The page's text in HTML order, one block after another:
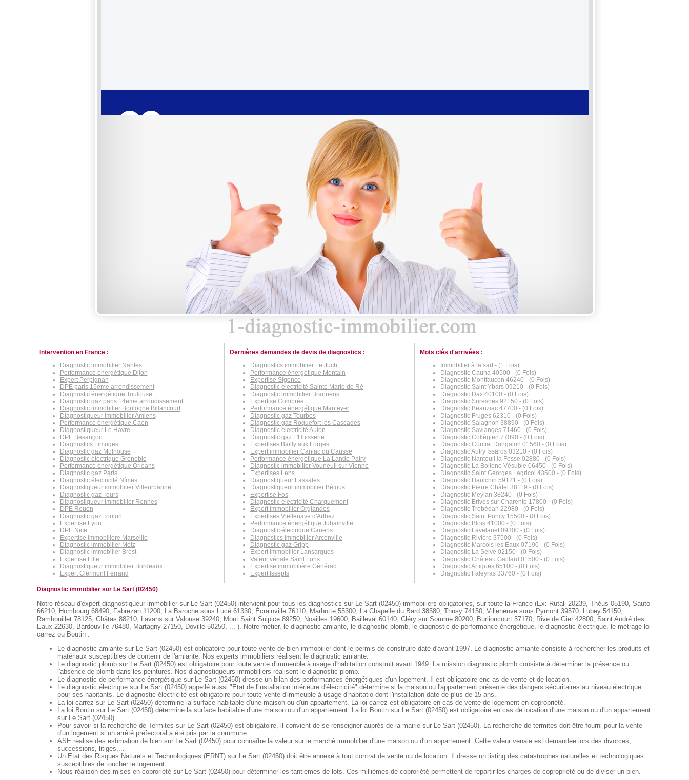
Intervention en France :
Diagnostic immobilier Nantes
Performance énergétique Dijon
Expert Perpignan
DPE paris 15eme arrondissement
Diagnostic énergétique Toulouse
Diagnostic gaz paris 14eme arrondissement
Diagnostic immobilier Boulogne Billancourt
Diagnostiqueur immobilier Amiens
Performance énergétique Caen
Diagnostiqueur Le Havre
DPE Besançon
Diagnostics Limoges
Diagnostic gaz Mulhouse
Diagnostic électrique Grenoble
Performance énergétique Orléans
Diagnostic gaz Paris
Diagnostic électricité Nîmes
Diagnostiqueur immobilier Villeurbanne
Diagnostic gaz Tours
Diagnostiqueur immobilier Rennes
DPE Rouen
Diagnostic gaz Toulon
Expertise Lyon
DPE Nice
Expertise immobilière Marseille
Diagnostic immobilier Metz
Diagnostic immobilier Brest
Expertise Lille
Diagnostiqueur immobilier Bordeaux
Expert Clermont Ferrand
Dernières demandes de devis de diagnostics :
Diagnostics immobilier Le Juch
Performance énergétique Montain
Expertise Sigonce
Diagnostic électricité Sainte Marie de Ré
Diagnostic immobilier Brannens
Expertise Combrée
Performance énergétique Manteyer
Diagnostic gaz Tourbes
Diagnostic gaz Roquefort les Cascades
Diagnostic électricité Aulon
Diagnostic gaz L'Huisserie
Expertises Bailly aux Forges
Expert immobilier Caniac du Causse
Performance énergétique La Lande Patry
Diagnostic immobilier Vouneuil sur Vienne
Expertises Lens
Diagnostiqueur Lassales
Diagnostiqueur immobilier Bétous
Expertise Fos
Diagnostic électricité Charquemont
Expert immobilier Orglandes
Expertises Viellenave d'Arthez
Performance énergétique Jubainville
Diagnostic électrique Canens
Diagnostics immobilier Arconville
Diagnostic gaz Gripp
Expert immobilier Lansargues
Valeur vénale Saint Fons
Expertise immobilière Générac
Expert Issepts
Mots clés d'arrivées :
Immobilier à la sart - (1 Fois)
Diagnostic Cauna 40500 - (0 Fois)
Diagnostic Montfaucon 46240 - (0 Fois)
Diagnostic Saint Ybars 09210 - (0 Fois)
Diagnostic Dax 40100 - (0 Fois)
Diagnostic Suresnes 92150 - (0 Fois)
Diagnostic Beauziac 47700 - (0 Fois)
Diagnostic Fruges 62310 - (0 Fois)
Diagnostic Salagnon 38890 - (0 Fois)
Diagnostic Savianges 71460 - (0 Fois)
Diagnostic Collégien 77090 - (0 Fois)
Diagnostic Curciat Dongalon 01560 - (0 Fois)
Diagnostic Autry Issards 03210 - (0 Fois)
Diagnostic Nanteuil la Fosse 02880 - (0 Fois)
Diagnostic La Bollène Vésubie 06450 - (0 Fois)
Diagnostic Saint Georges Lagricol 43500 - (0 Fois)
Diagnostic Haulchin 59121 - (0 Fois)
Diagnostic Pierre Châtel 38119 - (0 Fois)
Diagnostic Meylan 38240 - (0 Fois)
Diagnostic Brives sur Charente 17800 - (0 Fois)
Diagnostic Trébédan 22980 - (0 Fois)
Diagnostic Saint Poncy 15500 - (0 Fois)
Diagnostic Blois 41000 - (0 Fois)
Diagnostic Lavelanet 09300 - (0 Fois)
Diagnostic Rivière 37500 - (0 Fois)
Diagnostic Marcols les Eaux 07190 - (0 Fois)
Diagnostic La Selve 02150 - (0 Fois)
Diagnostic Château Gaillard 01500 - (0 Fois)
Diagnostic Artigues 65100 - (0 Fois)
Diagnostic Faleyras 33760 - (0 Fois)
Diagnostic immobilier sur Le Sart (02450)
Notre réseau d'expert diagnostiqueur immobilier sur Le Sart (02450) intervient pour tous les diagnostics sur Le Sart (02450) immobiliers obligatoires, sur toute la France (Ex: Rutali 20239, Théus 05190, Sauto
66210, Hombourg 68490, Fabrezan 11200, La Baroche sous Lucé 61330, Écrainville 76110, Marbotte 55300, La Chapelle du Bard 38580, Thusy 74150, Villeneuve sous Pymont 39570, Lubey 54150,
Rambouillet 78125, Châtas 88210, Lavans sur Valouse 39240, Mont Saint Sulpice 89250, Noailles 19600, Bailleval 60140, Cléry sur Somme 80200, Burlioncourt 57170, Rive de Gier 42800, Saint André des
Eaux 22630, Bardouville 76480, Martagny 27150, Doville 50250, ... ). Notre métier, le diagnostic amiante, le diagnostic plomb, le diagnostic de performance énergétique, le diagnostic électrique, le métrage loi
carrez ou Boutin :
Le diagnostic amiante sur Le Sart (02450) est obligatoire pour toute vente de bien immobilier dont le permis de construire date d'avant 1997. Le diagnostic amiante consiste à rechercher les produits et
matériaux susceptibles de contenir de l'amiante. Nos experts immobiliers réalisent le diagnostic amiante.
Le diagnostic plomb sur Le Sart (02450) est obligatoire pour toute vente d'immeuble à usage d'habitation construit avant 1949. La mission diagnostic plomb consiste à déterminer la présence ou
l'absence de plomb dans les peintures. Nos diagnostiqueurs immobiliers réalisent le diagnostic plomb.
Le diagnostic de performance énergétique sur Le Sart (02450) dresse un bilan des performances énergétiques d'un logement. Il est obligatoire enc as de vente et de location.
Le diagnostic électrique sur Le Sart (02450) appellé aussi "Etat de l'installation intérieure d'électricité" détermine si la maison ou l'appartement présente des dangers sécuritaires au niveau électrique
pour ses habitants. Le diagnostic électricité est obligatoire pour toute vente d'immeuble à usage d'habitatio dont l'installation date de plus de 15 ans.
La loi carrez sur Le Sart (02450) détermine la surface habitable d'une maison ou d'un appartement. La loi carrez est obligatoire en cas de vente de logement en copropriété.
La loi Boutin sur Le Sart (02450) détermine la surface habitable d'une maison ou d'un appartement. La loi Boutin sur Le Sart (02450) est obligatoire en cas de location d'une maison ou d'un appartement
sur Le Sart (02450)
Pour savoir si la recherche de Termites sur Le Sart (02450) est obligatoire, il convient de se renseigner auprés de la mairie sur Le Sart (02450). La recherche de termites doit être fourni pour la vente
d'un logement si un arrêté préfectoral a été pris par la commune.
ASE réalise des estimation de bien sur Le Sart (02450) pour connaître la valeur sur le marché immobilier d'une maison ou d'un appartement. Cette valeur vénale est demandée lors des divorces,
successions, litiges,...
Un Etat des Risques Naturels et Technologiques (ERNT) sur Le Sart (02450) doit être annexé à tout contrat de vente ou de location. Il dresse un listing des catastrophes naturelles et technologiques
susceptibles de toucher le logement .
Nous réalison des mises en coproriété sur Le Sart (02450) pour déterminer les tantiémes de lots. Ces milliémes de coproriété permettent de répartir les charges de copropriété ou de diviser un bien.